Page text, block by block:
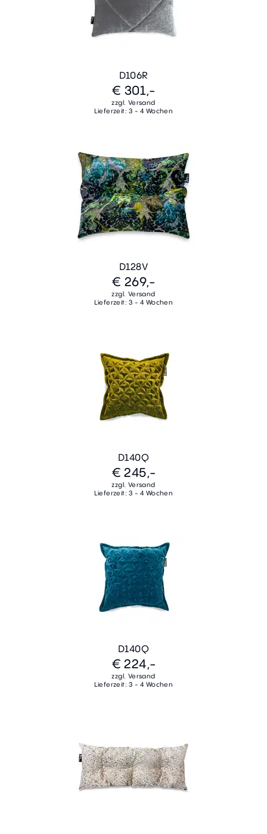
D106R
€ 301,-
zzgl. Versand
Lieferzeit: 3 - 4 Wochen
D128V
€ 269,-
zzgl. Versand
Lieferzeit: 3 - 4 Wochen
D140Q
€ 245,-
zzgl. Versand
Lieferzeit: 3 - 4 Wochen
D140Q
€ 224,-
zzgl. Versand
Lieferzeit: 3 - 4 Wochen